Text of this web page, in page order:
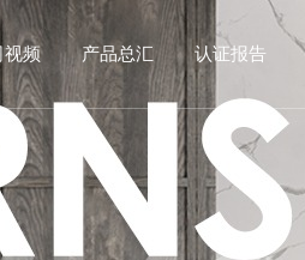
视频 产品总汇 认证报告